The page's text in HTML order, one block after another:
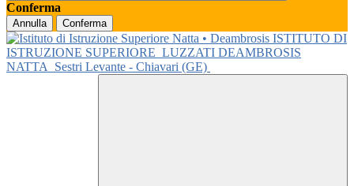
Conferma
Annulla Conferma
ISTITUTO DI
ISTRUZIONE SUPERIORE LUZZATI DEAMBROSIS
NATTA
Sestri Levante - Chiavari (GE)